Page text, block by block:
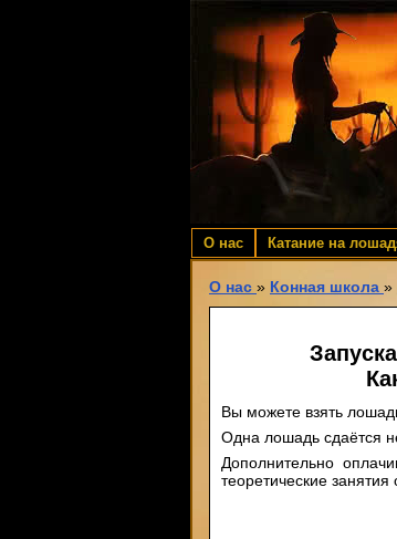
О нас Катание на
О нас » Конная школа »
Вы можете взять
Одна лошадь сдаётся
Дополнительно
теоретические занятия